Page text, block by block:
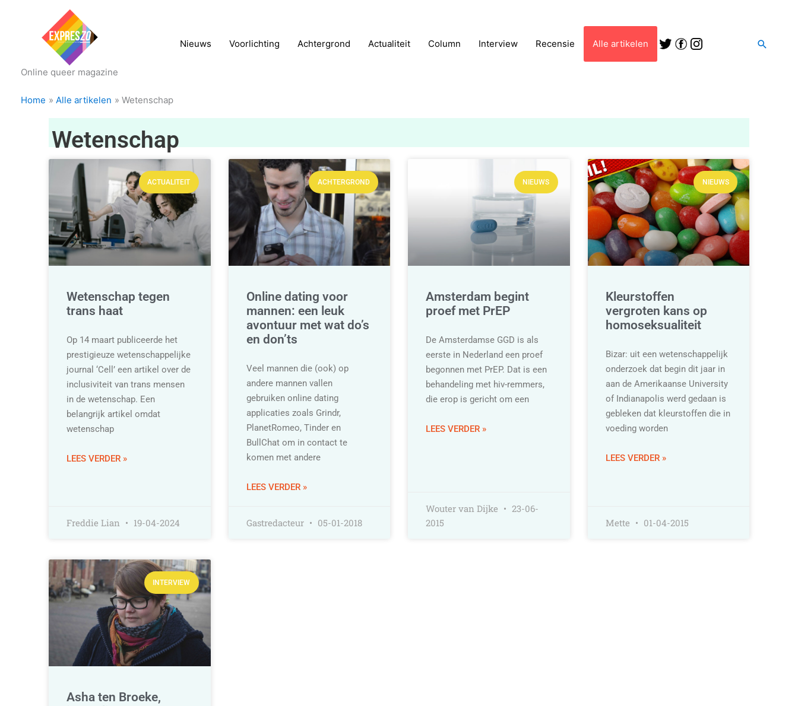
Online queer magazine
Nieuws Voorlichting Achtergrond Actualiteit Column Interview Recensie Alle artikelen Zoeken
Home Alle artikelen Wetenschap
Wetenschap
ACTUALITEIT
Wetenschap tegen
trans haat
Op 14 maart publiceerde het
prestigieuze wetenschappelijke
journal ‘Cell’ een artikel over de
inclusiviteit van trans mensen
in de wetenschap. Een
belangrijk artikel omdat
wetenschap
LEES VERDER »
Freddie Lian 19-04-2024
ACHTERGROND
Online dating voor
mannen: een leuk
avontuur met wat do’s
en don’ts
Veel mannen die (ook) op
andere mannen vallen
gebruiken online dating
applicaties zoals Grindr,
PlanetRomeo, Tinder en
BullChat om in contact te
komen met andere
LEES VERDER »
Gastredacteur 05-01-2018
NIEUWS
Amsterdam begint
proef met PrEP
De Amsterdamse GGD is als
eerste in Nederland een proef
begonnen met PrEP. Dat is een
behandeling met hiv-remmers,
die erop is gericht om een
LEES VERDER »
Wouter van Dijke
23-06-
2015
NIEUWS
Kleurstoffen
vergroten kans op
homoseksualiteit
Bizar: uit een wetenschappelijk
onderzoek dat begin dit jaar in
aan de Amerikaanse University
of Indianapolis werd gedaan is
gebleken dat kleurstoffen die in
voeding worden
LEES VERDER »
Mette 01-04-2015
INTERVIEW
Asha ten Broeke,